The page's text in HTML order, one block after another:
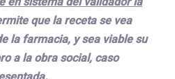
que la receta se vea
la farmacia, y sea viable su
a la obra social, caso